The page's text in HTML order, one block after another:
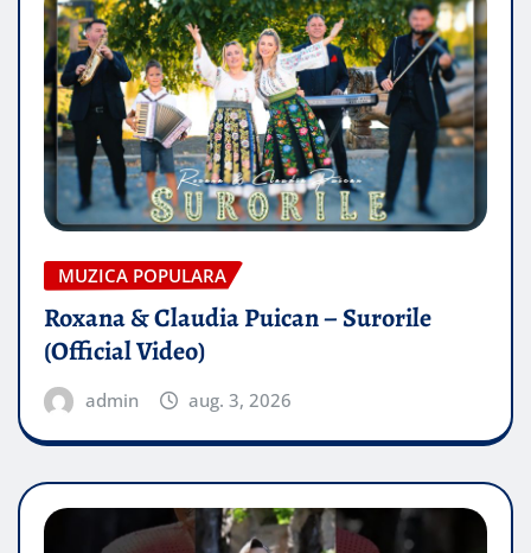
MUZICA POPULARA
Roxana & Claudia Puican – Surorile
(Official Video)
admin aug. 3, 2026